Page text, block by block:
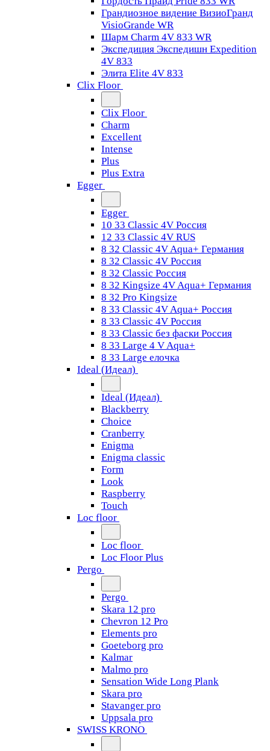
Грандиозное видение ВизиоГранд
VisioGrande WR
Шарм Charm 4V 833 WR
Экспедиция Экспедишн Expedition
4V 833
Элита Elite 4V 833
Clix Floor
Clix Floor
Charm
Excellent
Intense
Plus
Plus Extra
Egger
Egger
10 33 Classic 4V Россия
12 33 Classic 4V RUS
8 32 Classic 4V Aqua+ Германия
8 32 Classic 4V Россия
8 32 Classic Россия
8 32 Kingsize 4V Aqua+ Германия
8 32 Pro Kingsize
8 33 Classic 4V Aqua+ Россия
8 33 Classic 4V Россия
8 33 Classic без фаски Россия
8 33 Large 4 V Aqua+
8 33 Large елочка
Ideal (Идеал)
Ideal (Идеал)
Blackberry
Choice
Cranberry
Enigma
Enigma classic
Form
Look
Raspberry
Touch
Loc floor
Loc floor
Loc Floor Plus
Pergo
Pergo
Skara 12 pro
Chevron 12 Pro
Elements pro
Goeteborg pro
Kalmar
Malmo pro
Sensation Wide Long Plank
Skara pro
Stavanger pro
Uppsala pro
SWISS KRONO